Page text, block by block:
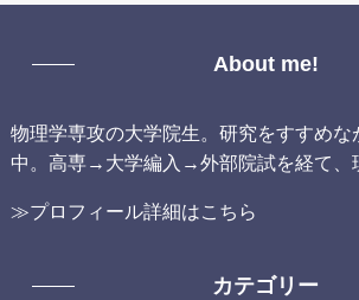
About me!
物理学専攻の大学院生。研究をすすめな
中。高専→大学編入→外部院試を経て、
≫プロフィール詳細はこちら
カテゴリー